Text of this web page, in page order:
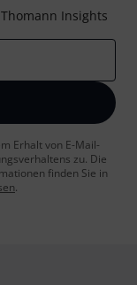
Thomann Insights
Erhalt von E-Mail-
zu. Die
finden Sie in
.